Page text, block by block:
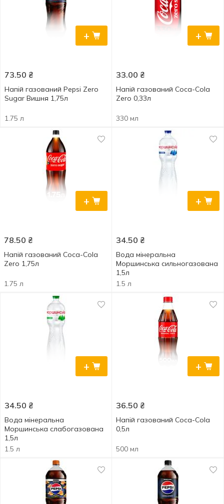
+
73.50 ₴
Напій газований Pepsi Zero
Sugar Вишня 1,75л
1.75 л
+
33.00 ₴
Напій газований Coca-Cola
Zero 0,33л
330 мл
+
78.50 ₴
Напій газований Coca-Cola
Zero 1,75л
1.75 л
+
34.50 ₴
Вода мінеральна
Моршинська сильногазована
1,5л
1.5 л
+
34.50 ₴
Вода мінеральна
Моршинська слабогазована
1,5л
1.5 л
+
36.50 ₴
Напій газований Coca-Cola
0,5л
500 мл